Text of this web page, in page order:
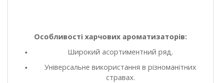
Особливості харчових ароматизаторів:
Широкий асортиментний ряд.
Універсальне використання в різноманітних
стравах.